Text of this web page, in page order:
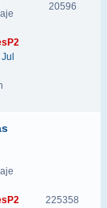
20596
225358